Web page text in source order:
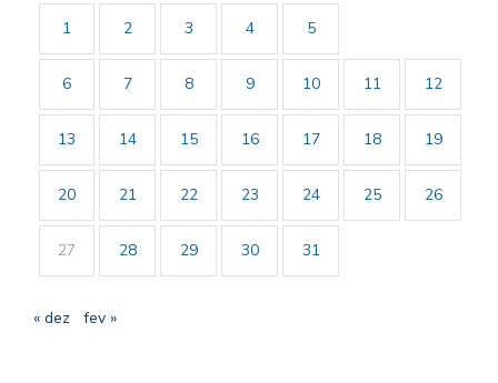
1
2 3 4 5
6 7 8 9 10 11 12
13 14 15 16 17 18 19
20 21 22 23 24 25 26
27 28 29 30 31
« dez fev »